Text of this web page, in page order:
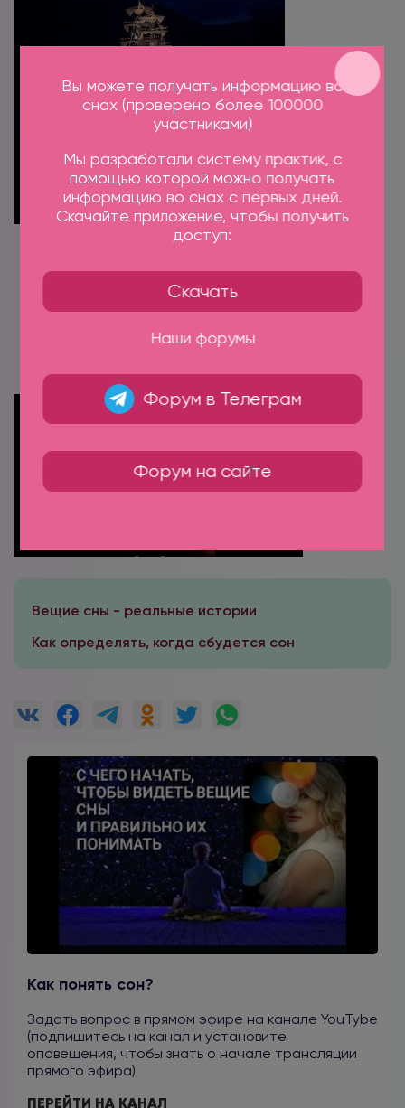
ФОРУМ СНОВ — БЛОГИ МАГИКУМА
СОННИК МАГИКУМА
КАЛЕНДАРЬ СНОВ
ПРЕДСКАЗАНИЯ
ТОЛКОВАНИЕ СНОВ ОНЛАЙН
Вещие сны - реальные истории
Как определять, когда сбудется сон
Как понять сон?
Задать вопрос в прямом эфире на канале YouTybe
(подпишитесь на канал и установите
оповещения, чтобы знать о начале трансляции
прямого эфира)
ПЕРЕЙТИ НА КАНАЛ
Вы можете получать информацию во
снах (проверено более 100000
участниками)
Мы разработали систему практик, с
помощью которой можно получать
информацию во снах с первых дней.
Скачайте приложение, чтобы получить
доступ:
Скачать
Наши форумы
Форум в Телеграм
Форум на сайте